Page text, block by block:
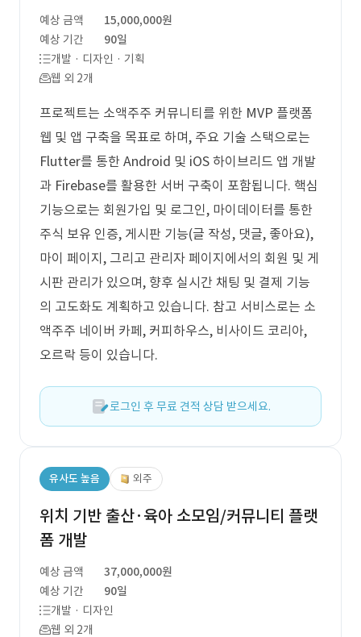
예상 금액
15,000,000원
예상 기간
90일
개발 · 디자인 · 기획
웹 외 2개
프로젝트는 소액주주 커뮤니티를 위한 MVP 플랫폼
웹 및 앱 구축을 목표로 하며, 주요 기술 스택으로는
Flutter를 통한 Android 및 iOS 하이브리드 앱 개발
과 Firebase를 활용한 서버 구축이 포함됩니다. 핵심
기능으로는 회원가입 및 로그인, 마이데이터를 통한
주식 보유 인증, 게시판 기능(글 작성, 댓글, 좋아요),
마이 페이지, 그리고 관리자 페이지에서의 회원 및 게
시판 관리가 있으며, 향후 실시간 채팅 및 결제 기능
의 고도화도 계획하고 있습니다. 참고 서비스로는 소
액주주 네이버 카페, 커피하우스, 비사이드 코리아,
오르락 등이 있습니다.
로그인 후 무료 견적 상담 받으세요.
유사도 높음 외주
위치 기반 출산·육아 소모임/커뮤니티 플랫
폼 개발
예상 금액
37,000,000원
예상 기간
90일
개발 · 디자인
웹 외 2개